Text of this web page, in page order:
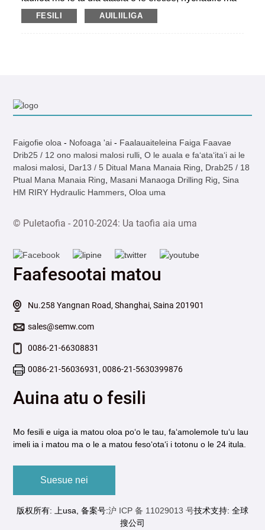
taitai talimalo, ia mafai ona taofia ai i le taimi e tasi.
Latou te faʻaalia tulaga maualuga ma saʻo, maualuga
inisinia paluga. E i ai uma aia tutoatasi ma ua tuʻuaʻi
tusi faamaonia mai le malo Saina ona o lona
sipela.
FESILI AUILIILIGA
Faigofie oloa - Nofoaga 'ai - Faalauaiteleina Faiga Faavae
Drib25 / 12 ono malosi malosi rulli ,O le auala e faʻataʻitaʻi ai le
malosi malosi Dar13 / 5 Ditual Mana Manaia Ring
Drab25 / 18
Ptual Mana Manaia Ring
Masani Manaoga Drilling Rig
Sina
HM RIRY Hydraulic Hammers ,Oloa uma
© Puletaofia - 2010-2024: Ua taofia aia uma
Faafesootai matou
Nu.258 Yangnan Road, Shanghai, Saina 201901
sales@semw.com
0086-21-66308831
0086-21-56036931, 0086-21-5630399876
Auina atu o fesili
Mo fesili e uiga ia matou oloa poʻo le tau, faʻamolemole tuʻu lau
imeli ia i matou ma o le a matou fesoʻotaʻi i totonu o le 24 itula.
Suesue nei
版权所有: 上usa, 备案号:沪 ICP 备 11029013 号技术支持: 全球
搜公司